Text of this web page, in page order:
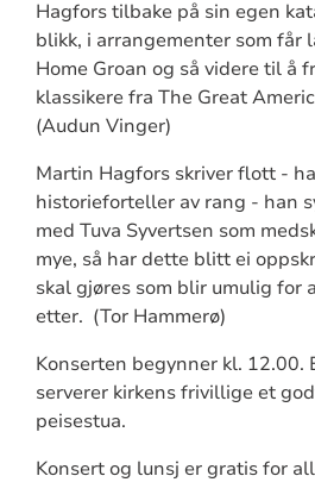
Hagfors tilbake på sin egen
blikk, i arrangementer som får
Home Groan og så videre til å
klassikere fra The Great
(Audun Vinger)
Martin Hagfors skriver flott -
historieforteller av rang - han
med Tuva Syvertsen som
mye, så har dette blitt ei
skal gjøres som blir umulig for
etter. (Tor Hammerø)
Konserten begynner kl. 12.00.
serverer kirkens frivillige et
peisestua.
Konsert og lunsj er gratis for